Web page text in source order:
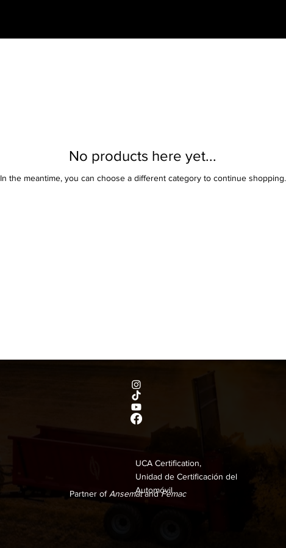
No products here yet...
In the meantime, you can choose a different category to continue shopping.
UCA Certification,
Unidad de Certificación del
Automóvil
Partner ofAnsematandFemac